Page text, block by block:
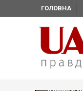
ГОЛОВНА